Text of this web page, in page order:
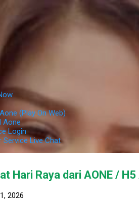
(Play On Web)
Aone
Login
Service Live Chat
Hari Raya dari AONE /
2026